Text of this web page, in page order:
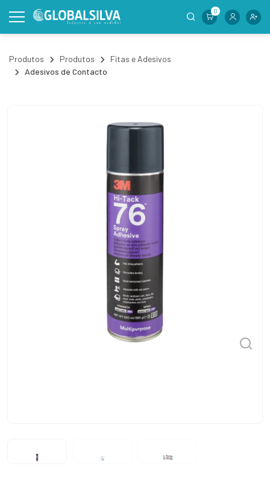
0
Produtos Produtos
Fitas e Adesivos
Adesivos de Contacto